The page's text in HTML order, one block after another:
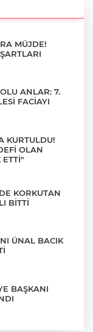
MÜJDE!
ANLAR: 7.
FACİAYI
KURTULDU!
OLAN
ETTİ"
KORKUTAN
BİTTİ
ÜNAL BACIK
BAŞKANI